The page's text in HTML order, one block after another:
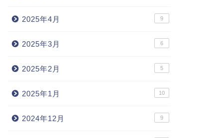
2025年4月 9
2025年3月 6
2025年2月 5
2025年1月 10
2024年12月 9